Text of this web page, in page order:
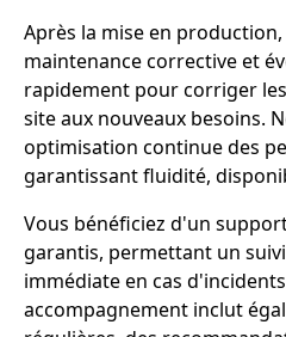
Après la mise en
maintenance corrective et
rapidement pour corriger
site aux nouveaux besoins.
optimisation continue des
garantissant fluidité,
Vous bénéficiez d'un
garantis, permettant un
immédiate en cas
accompagnement inclut